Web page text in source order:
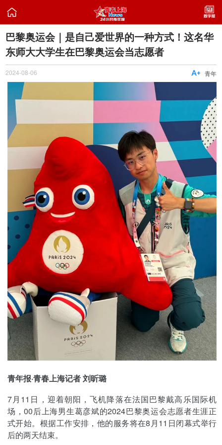

巴黎奥运会｜是自己爱世界的一种方式！这名华
东师大大学生在巴黎奥运会当志愿者
2024-08-06 青年

青年报·青春上海记者 刘昕璐
7月11日，迎着朝阳，飞机降落在法国巴黎戴高乐国际机
场，00后上海男生葛彦斌的2024巴黎奥运会志愿者生涯正
式开始。根据工作安排，他的服务将在8月11日闭幕式举行
后的两天结束。